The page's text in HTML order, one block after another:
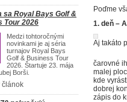
sa Royal Bays Golf &
Tour 2026
Medzi tohtoročnými
novinkami je aj séria
turnajov Royal Bays
Golf & Business Tour
2026. Štartuje 23. mája
Borši.
článok
Poďme
1. deň –
Aj takáto
čarovné
malej
kde
dobrej
zápis do